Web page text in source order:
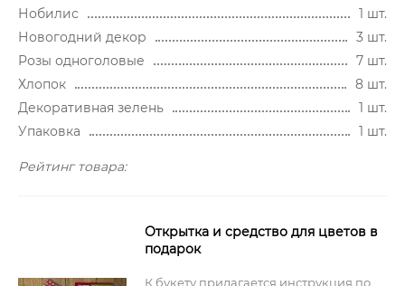
Нобилис
1 шт.
Новогодний декор
3 шт.
Розы одноголовые
7 шт.
Хлопок
8 шт.
Декоративная зелень
1 шт.
Упаковка
1 шт.
Рейтинг товара:
Открытка и средство для цветов в
подарок
К букету прилагается инструкция по